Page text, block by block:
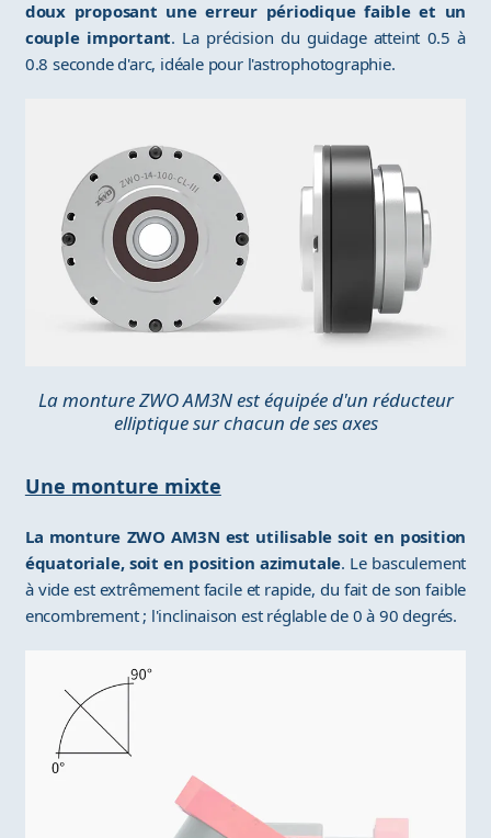
doux proposant une erreur périodique faible et un
couple important. La précision du guidage atteint 0.5 à
0.8 seconde d'arc, idéale pour l'astrophotographie.
La monture ZWO AM3N est équipée d'un réducteur
elliptique sur chacun de ses axes
Une monture mixte
La monture ZWO AM3N est utilisable soit en position
équatoriale, soit en position azimutale. Le basculement
à vide est extrêmement facile et rapide, du fait de son faible
encombrement ; l'inclinaison est réglable de 0 à 90 degrés.